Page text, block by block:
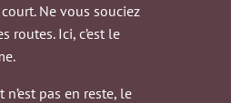
Ne vous souciez
routes. Ici, c’est le
pas en reste, le